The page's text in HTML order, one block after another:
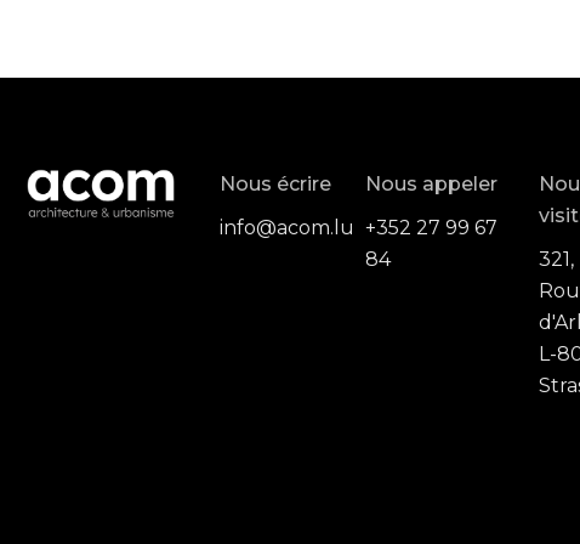
Nous écrire
info@acom.lu
Nous appeler
+352 27 99 67
84
321,
L-